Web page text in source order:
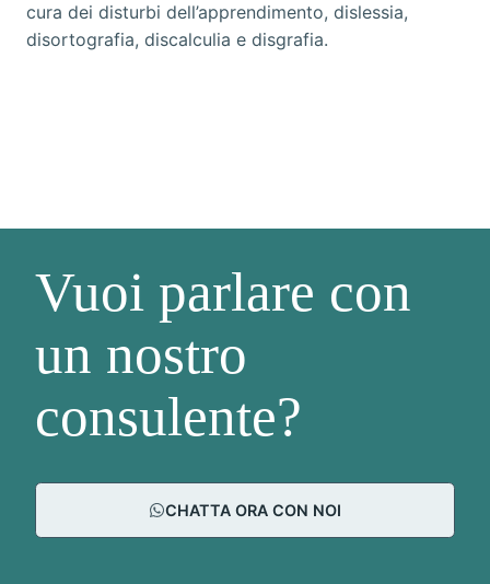
cura dei disturbi dell’apprendimento, dislessia,
disortografia, discalculia e disgrafia.
Vuoi parlare con
un nostro
consulente?
CHATTA ORA CON NOI